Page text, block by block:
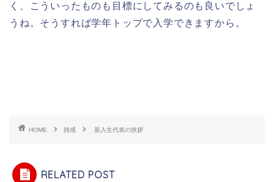
く、こういったものも目標にしてみるのも良いでしょ
うね。そうすれば学年トップで入学できますから。
HOME 雑感 新入生代表の挨拶
RELATED POST